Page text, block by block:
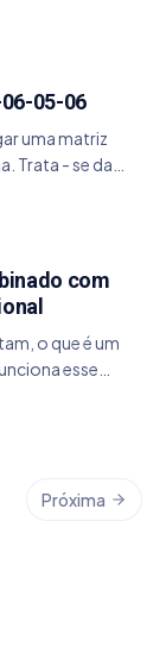
na ocasião
2GB de
método de
05-06
uma matriz
Trata - se da
prática
05
seria
com
o que é um
esse
nada
para jogarmos
Próxima